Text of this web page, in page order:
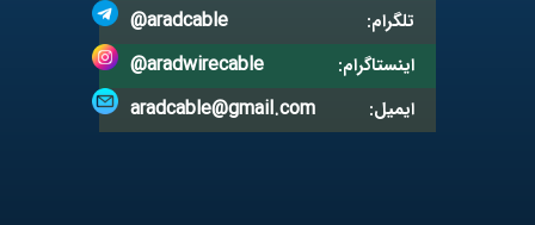
تلگرام: @aradcable
اینستاگرام: @aradwirecable
ایمیل: aradcable@gmail.com